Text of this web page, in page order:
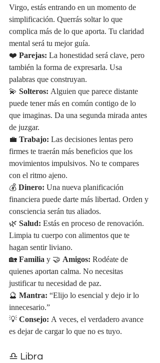
Virgo, estás entrando en un momento de
simplificación. Querrás soltar lo que
complica más de lo que aporta. Tu claridad
mental será tu mejor guía.
❤️ Parejas: La honestidad será clave, pero
también la forma de expresarla. Usa
palabras que construyan.
💫 Solteros: Alguien que parece distante
puede tener más en común contigo de lo
que imaginas. Da una segunda mirada antes
de juzgar.
💼 Trabajo: Las decisiones lentas pero
firmes te traerán más beneficios que los
movimientos impulsivos. No te compares
con el ritmo ajeno.
💰 Dinero: Una nueva planificación
financiera puede darte más libertad. Orden y
consciencia serán tus aliados.
🌿 Salud: Estás en proceso de renovación.
Limpia tu cuerpo con alimentos que te
hagan sentir liviano.
🏡 Familia y 🤝 Amigos: Rodéate de
quienes aportan calma. No necesitas
justificar tu necesidad de paz.
🔮 Mantra: “Elijo lo esencial y dejo ir lo
innecesario.”
💡 Consejo: A veces, el verdadero avance
es dejar de cargar lo que no es tuyo.
♎ Libra